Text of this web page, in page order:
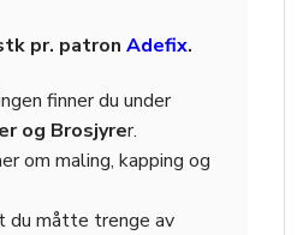
pr. patron Adefix.
finner du under
og Brosjyrer.
om maling, kapping og
du måtte trenge av